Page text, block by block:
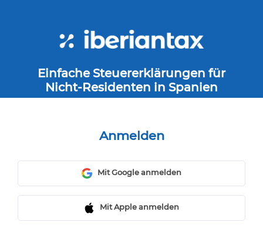
Einfache Steuererklärungen für
Nicht-Residenten in Spanien
Anmelden
Mit Google anmelden
Mit Apple anmelden